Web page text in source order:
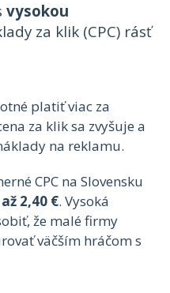
vysokou
za klik (CPC) rásť
platiť viac za
za klik sa zvyšuje a
na reklamu.
CPC na Slovensku
2,40 €. Vysoká
že malé firmy
väčším hráčom s